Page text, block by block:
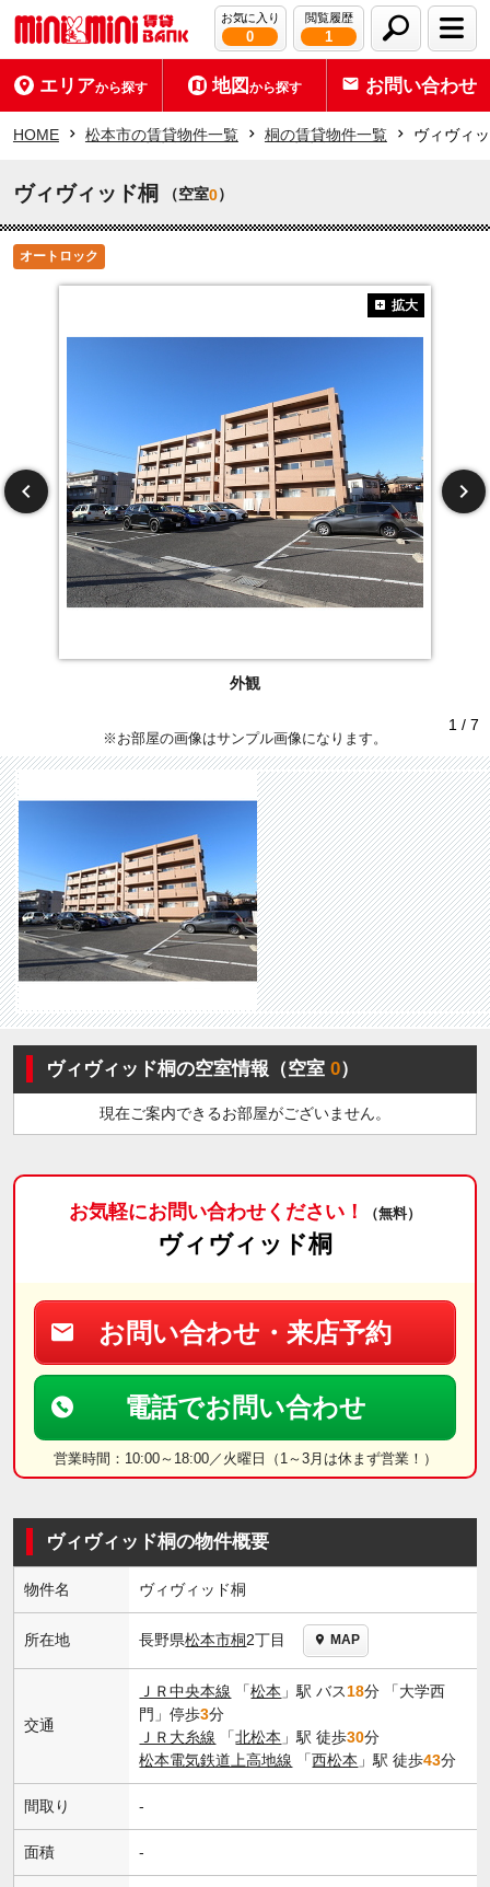
お気に入り
0
閲覧履歴
1
エリアから探す 地図から探す お問い合わせ
HOME 松本市の賃貸物件一覧 桐の賃貸物件一覧 ヴィヴィ
ヴィヴィッド桐 （空室0）
オートロック
外観
拡大
1 / 7
※お部屋の画像はサンプル画像になります。
ヴィヴィッド桐の空室情報（空室0）
現在ご案内できるお部屋がございません。
お気軽にお問い合わせください！ （無料）
ヴィヴィッド桐
お問い合わせ・来店予約
電話でお問い合わせ
営業時間：10:00～18:00／火曜日（1～3月は休まず営業！）
ヴィヴィッド桐の物件概要
物件名 ヴィヴィッド桐
所在地 長野県松本市桐2丁目 MAP
交通
ＪＲ中央本線 「松本 」駅 バス18分 「大学西
門」停歩3分
ＪＲ大糸線 「北松本 」駅 徒歩30分
松本電気鉄道上高地線 「西松本 」駅 徒歩43分
間取り -
面積 -